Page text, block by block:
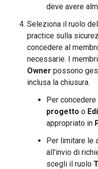
deve avere
Seleziona il ruolo
practice sulla
concedere al
necessarie. I
Owner possono
inclusa la chiusura.
Per
progetto o
appropriato in
Per limitare le
all'invio di
scegli il ruolo